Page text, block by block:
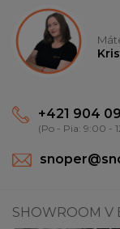
+421 904
(Po - Pia: 9:00 -
SHOWROOM V